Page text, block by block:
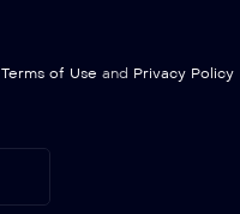
Terms of Use and Privacy Policy